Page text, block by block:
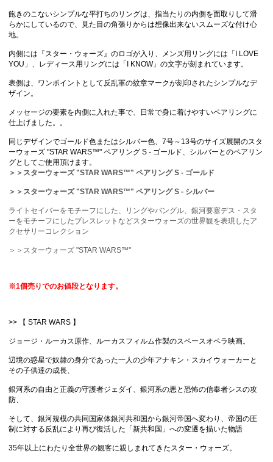
飽きのこないシンプルな平打ちのリングは、指当たりの内側を面取りして滑
らかにしているので、見た目の角張りからは想像出来ないスムーズな付け心
地。
内側には『スター・ウォーズ』のロゴが入り、メンズ用リングには「I LOVE
YOU」、レディース用リングには「I KNOW」の文字が刻まれています。
表側は、ワンポイントとして反乱軍の紋章マークが刻印されたシンプルなデ
ザイン。
メッセージの要素を内側に入れた事で、日常で身に着けやすいペアリングに
仕上げました。。
同じデザインでゴールド色またはシルバー色、7号～13号のサイズ展開のスタ
ーウォーズ "STAR WARS™" ペアリング S - ゴールド、シルバーとのペアリン
グとしてご使用頂けます。
＞＞スターウォーズ "STAR WARS™" ペアリング S - ゴールド
＞＞スターウォーズ "STAR WARS™" ペアリング S - シルバー
ライトセイバーをモチーフにした、リングやバングル、銀河要塞デス・スタ
ーをモチーフにしたブレスレットなどスターウォーズの世界観を表現したア
クセサリーコレクション
＞＞スターウォーズ "STAR WARS™"
※1個売りでのお値段となります。
>> 【 STAR WARS 】
ジョージ・ルーカス原作、ルーカスフィルム作製のスペースオペラ映画。
辺境の惑星で奴隷の身分であった一人の少年アナキン・スカイウォーカーと
その子供達の成長、
銀河系の自由と正義の守護者ジェダイ、銀河系の悪と恐怖の信奉者シスの攻
防、
そして、銀河規模の共同国家体銀河共和国から銀河帝国へ変わり、帝国の圧
制に対する反乱により再び復活した「新共和国」への変遷を描いた物語
35年以上にわたり全世界の観客に親しまれてきたスター・ウォーズ。